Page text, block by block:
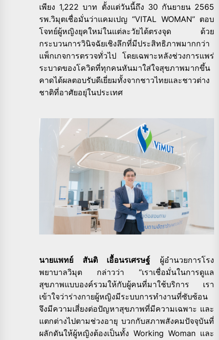
เพียง 1,222 บาท ตั้งแต่วันนี้ถึง 30 กันยายน 2565
รพ.วิมุตเชื่อมั่นว่าแคมเปญ “VITAL WOMAN” ตอบ
โจทย์ผู้หญิงยุคใหม่ในแต่ละวัยได้ตรงจุด ด้วย
กระบวนการวินิจฉัยเชิงลึกที่มีประสิทธิภาพมากกว่า
แพ็กเกจการตรวจทั่วไป โดยเฉพาะหลังช่วงการแพร่
ระบาดของโควิดที่ทุกคนหันมาใส่ใจสุขภาพมากขึ้น
คาดได้ผลตอบรับดีเยี่ยมทั้งจากชาวไทยและชาวต่าง
ชาติที่อาศัยอยุ่ในประเทศ
นายแพทย์ สันติ เอื้อนรเศรษฐ์ ผู้อำนวยการโรง
พยาบาลวิมุต กล่าวว่า “เราเชื่อมั่นในการดูแล
สุขภาพแบบองค์รวมให้กับผู้คนที่มาใช้บริการ เรา
เข้าใจว่าร่างกายผู้หญิงมีระบบการทำงานที่ซับซ้อน
จึงมีความเสี่ยงต่อปัญหาสุขภาพที่มีความเฉพาะ และ
แตกต่างไปตามช่วงอายุ บวกกับสภาพสังคมปัจจุบันที่
ผลักดันให้ผู้หญิงต้องเป็นทั้ง Working Woman และ